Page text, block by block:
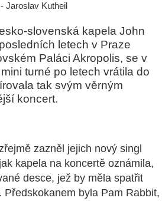
Jaroslav Kutheil
slovenská kapela John
letech v Praze
Paláci Akropolis, se v
turné po letech vrátila do
tak svým věrným
koncert.
zazněl jejich nový singl
kapela na koncertě oznámila,
desce, jež by měla spatřit
byla Pam Rabbit,